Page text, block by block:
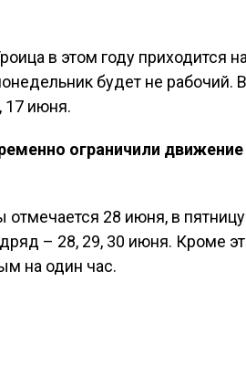
в этом году приходится
будет не рабочий.
17 июня.
ограничили движение
отмечается 28 июня, в
– 28, 29, 30 июня. Кроме
на один час.